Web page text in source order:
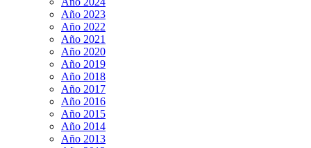
Año 2023
Año 2022
Año 2021
Año 2020
Año 2019
Año 2018
Año 2017
Año 2016
Año 2015
Año 2014
Año 2013